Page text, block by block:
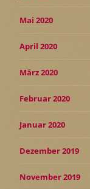
Mai 2020
April 2020
März 2020
Februar 2020
Januar 2020
Dezember 2019
November 2019